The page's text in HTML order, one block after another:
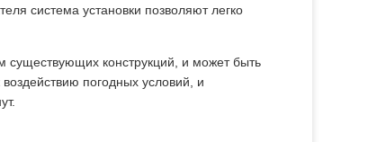
система установки позволяют легко
существующих конструкций, и может быть
погодных условий, и